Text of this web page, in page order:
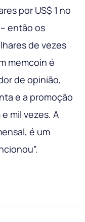
por US$ 1 no
então os
de vezes
memcoin é
de opinião,
e a promoção
mil vezes. A
é um